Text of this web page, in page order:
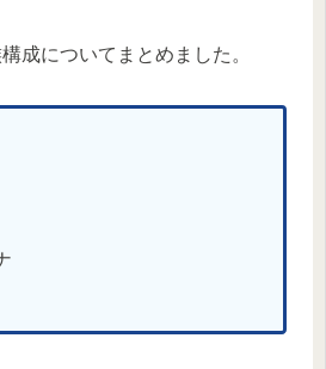
成についてまとめました。